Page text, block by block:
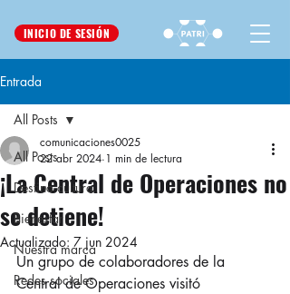
INICIO DE SESIÓN
Entrada
All Posts
Destino cultura
Bienestar
Nuestra marca
Redes sociales
All Posts
¡La Central de Operaciones no
se detiene!
comunicaciones0025
22 abr 2024 1 min de lectura
Actualizado: 7 jun 2024
Un grupo de colaboradores de la
Central de Operaciones visitó